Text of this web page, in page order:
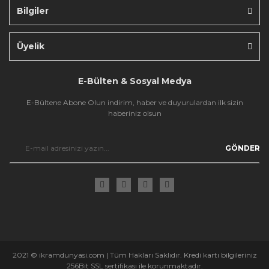
Bilgiler
Üyelik
E-Bülten & Sosyal Medya
E-Bültene Abone Olun indirim, haber ve duyurulardan ilk sizin
haberiniz olsun
GÖNDER
2021 © ikramdunyasi.com | Tüm Hakları Saklıdır. Kredi kartı bilgileriniz
256Bit SSL sertifikası ile korunmaktadır.